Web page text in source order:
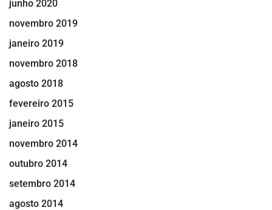
junho 2020
novembro 2019
janeiro 2019
novembro 2018
agosto 2018
fevereiro 2015
janeiro 2015
novembro 2014
outubro 2014
setembro 2014
agosto 2014